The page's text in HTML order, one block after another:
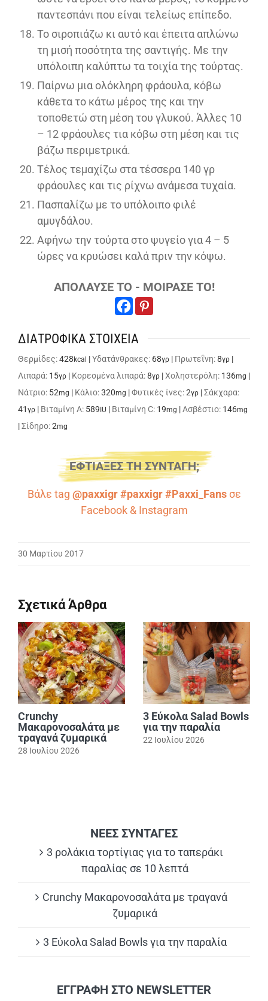
παντεσπάνι που είναι τελείως επίπεδο.
Το σιροπιάζω κι αυτό και έπειτα απλώνω
τη μισή ποσότητα της σαντιγής. Με την
υπόλοιπη καλύπτω τα τοιχία της τούρτας.
Παίρνω μια ολόκληρη φράουλα, κόβω
κάθετα το κάτω μέρος της και την
τοποθετώ στη μέση του γλυκού. Άλλες 10
– 12 φράουλες τια κόβω στη μέση και τις
βάζω περιμετρικά.
Τέλος τεμαχίζω στα τέσσερα 140 γρ
φράουλες και τις ρίχνω ανάμεσα τυχαία.
Πασπαλίζω με το υπόλοιπο φιλέ
αμυγδάλου.
Αφήνω την τούρτα στο ψυγείο για 4 – 5
ώρες να κρυώσει καλά πριν την κόψω.
ΑΠΟΛΑΥΣΕ ΤΟ - ΜΟΙΡΑΣΕ ΤΟ!
ΔΙΑΤΡΟΦΙΚΑ ΣΤΟΙΧΕΙΑ
Θερμίδες:428kcal |Υδατάνθρακες: 68γρ | Πρωτεΐνη:8γρ |
Λιπαρά: 15γρ | Κορεσμένα λιπαρά:8γρ |Χοληστερόλη: 136mg |
Νάτριο: 52mg | Κάλιο:320mg |Φυτικές ίνες:2γρ |Σάκχαρα:
41 γρ | Βιταμίνη A: 589IU | Βιταμίνη C: 19mg |Ασβέστιο: 146mg
|Σίδηρο:2mg
ΕΦΤΙΑΞΕΣ ΤΗ ΣΥΝΤΑΓΗ;
Βάλε tag @paxxigr #paxxigr #Paxxi_Fansσε
Facebook& Instagram
30 Μαρτίου 2017
Σχετικά Άρθρα
Crunchy
Μακαρονοσαλάτα με
τραγανά ζυμαρικά
28 Ιουλίου 2026
3 Εύκολα Salad Bowls
για την παραλία
22 Ιουλίου 2026
ΝΕΕΣ ΣΥΝΤΑΓΕΣ
3 ρολάκια τορτίγιας για το ταπεράκι
παραλίας σε 10 λεπτά
Crunchy Μακαρονοσαλάτα με τραγανά
ζυμαρικά
3 Εύκολα Salad Bowls για την παραλία
ΕΓΓΡΑΦΗ ΣΤΟ NEWSLETTER